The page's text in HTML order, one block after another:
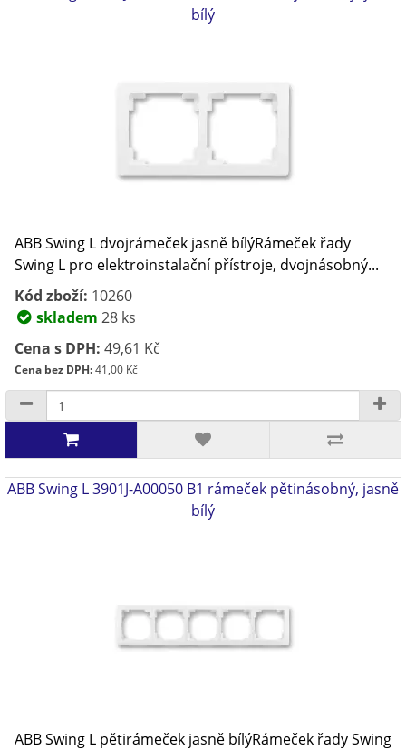
bílý
ABB Swing L dvojrámeček jasně bílýRámeček řady
Swing L pro elektroinstalační přístroje, dvojnásobný...
Kód zboží: 10260
skladem 28 ks
Cena s DPH: 49,61 Kč
Cena bez DPH:41,00 Kč
ABB Swing L 3901J-A00050 B1 rámeček pětinásobný, jasně
bílý
ABB Swing L pětirámeček jasně bílýRámeček řady Swing